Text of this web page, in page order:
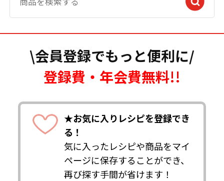
\会員登録でもっと便利に/
登録費・年会費無料!!
★お気に入りレシピを登録でき
る！
気に入ったレシピや商品をマイ
ページに保存することができ、
再び探す手間が省けます！